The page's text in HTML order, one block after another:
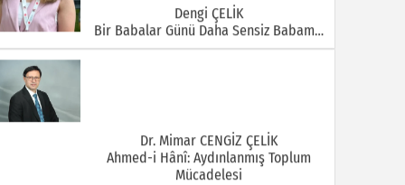
Dengi ÇELİK
Bir Babalar Günü Daha Sensiz Babam…
Dr. Mimar CENGİZ ÇELİK
Ahmed-i Hânî: Aydınlanmış Toplum
Mücadelesi